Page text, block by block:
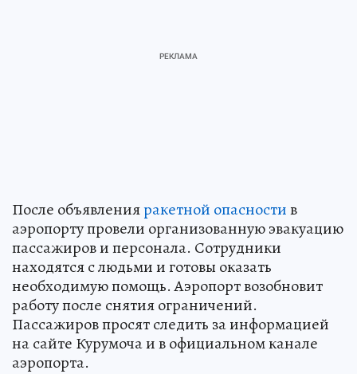
После объявленияракетной опасностив
аэропорту провели организованную эвакуацию
пассажиров и персонала. Сотрудники
находятся с людьми и готовы оказать
необходимую помощь. Аэропорт возобновит
работу после снятия ограничений.
Пассажиров просят следить за информацией
на сайте Курумоча и в официальном канале
аэропорта.